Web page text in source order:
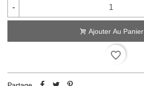
-
Ajouter Au Panier
favorite_border